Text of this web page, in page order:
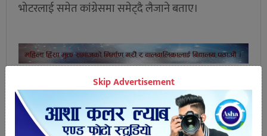
भोटरलाई समेत कांग्रेसमा समेट्दै लैजाने बताए।
तपाईको प्रतिक्रिया
Skip Advertisement